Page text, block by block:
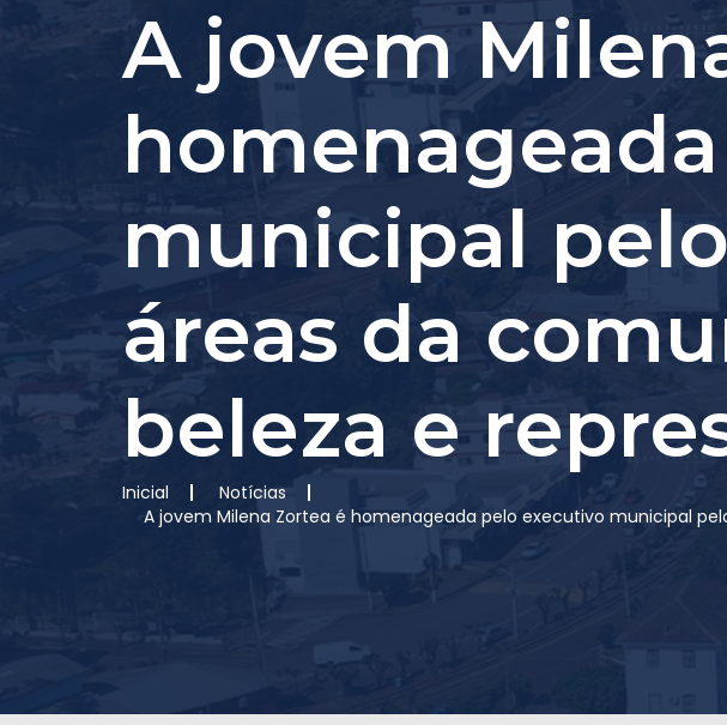
A jovem
municipal
áreas da
beleza e
Inicial
Notícias
A jovem Milena Zortea é homenageada pelo executivo municipal